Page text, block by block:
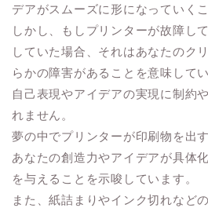
デアがスムーズに形になっていく
しかし、もしプリンターが故障し
していた場合、それはあなたのク
らかの障害があることを意味してい
自己表現やアイデアの実現に制約
れません。
夢の中でプリンターが印刷物を出
あなたの創造力やアイデアが具体
を与えることを示唆しています。
また、紙詰まりやインク切れなど